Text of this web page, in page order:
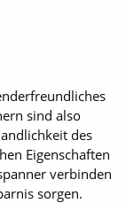
sind also
des
Eigenschaften
verbinden
sorgen.